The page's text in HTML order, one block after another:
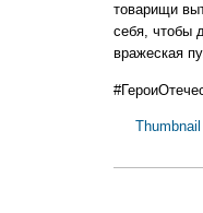
товарищи
себя, чтобы
вражеская
Thumbnail